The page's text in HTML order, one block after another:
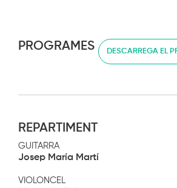
PROGRAMES DESCARREGA EL
REPARTIMENT
GUITARRA
Josep María Martí
VIOLONCEL